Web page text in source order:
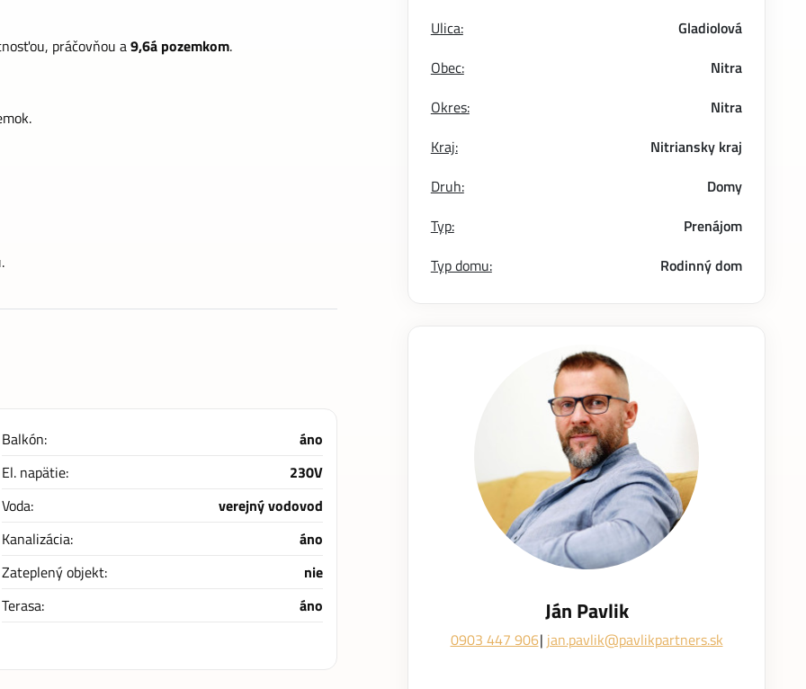
práčovňou a9,6á pozemkom.
Balkón:
áno
El. napätie:
230V
Voda:
verejný vodovod
Kanalizácia:
áno
Zateplený objekt:
nie
Terasa:
áno
Ulica:
Gladiolová
Obec:
Nitra
Okres:
Nitra
Kraj:
Nitriansky kraj
Druh:
Domy
Typ:
Prenájom
Typ domu:
Rodinný dom
Ján Pavlik
0903 447 906 jan.pavlik@pavlikpartners.sk